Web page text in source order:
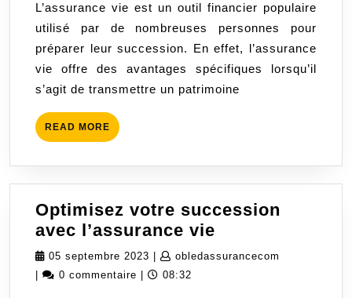
à
l’assurance
vie
:
conseils
L’assurance vie est un outil financier populaire
utilisé par de nombreuses personnes pour
préparer leur succession. En effet, l’assurance
vie offre des avantages spécifiques lorsqu’il
s’agit de transmettre un patrimoine
READ MORE READ
MORE
Optimisez votre succession
avec l’assurance vie
votre
05 septembre 2023 05
septembre
| obledassurancecom
|
0 commentaire | 08:32